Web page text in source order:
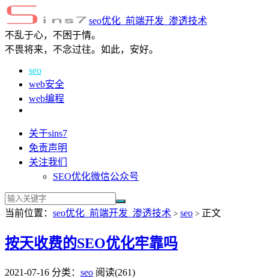
seo优化_前端开发_渗透技术
不乱于心，不困于情。
不畏将来，不念过往。如此，安好。
seo
web安全
web编程
关于sins7
免责声明
关注我们
SEO优化微信公众号
当前位置： seo优化_前端开发_渗透技术 > seo > 正文
按天收费的SEO优化牢靠吗
2021-07-16 分类： seo 阅读(261)